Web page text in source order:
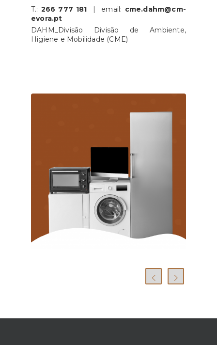
T.: 266 777 181 | email: cme.dahm@cm-
evora.pt
DAHM_Divisão Divisão de Ambiente,
Higiene e Mobilidade (CME)